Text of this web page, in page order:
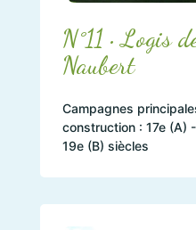
N°11 • Logis
Naubert
Campagnes
construction : 17e (A)
19e (B) siècles